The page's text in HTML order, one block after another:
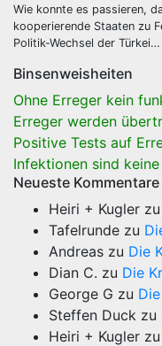
Wie konnte es passieren,
kooperierende Staaten zu
Politik-Wechsel der Türkei…
Binsenweisheiten
Ohne Erreger kein
Erreger werden
Positive Tests auf
Infektionen sind
Neueste Kommentare
Heiri + Kugler zu
Tafelrunde zu
Andreas zu Die
Dian C. zu Die
George G zu
Steffen Duck zu
Heiri + Kugler zu